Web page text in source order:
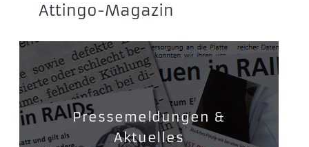
Attingo-Magazin
Pressemeldungen &
Aktuelles